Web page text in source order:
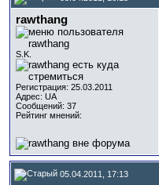
rawthang
S.K.
Регистрация: 25.03.2011
Адрес: UA
Сообщений: 37
Рейтинг мнений:
05.04.2011, 17:13